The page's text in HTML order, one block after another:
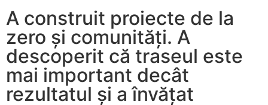
A construit proiecte de la
zero și comunități. A
descoperit că traseul este
mai important decât
rezultatul și a învățat